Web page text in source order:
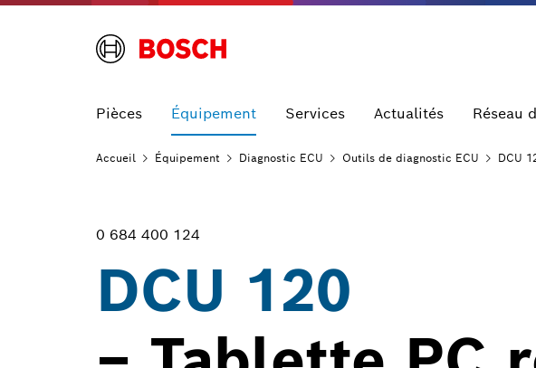
Pièces Équipement Services Actualités Réseau
Accueil Équipement Diagnostic ECU Outils de diagnostic ECU DCU
0 684 400 124
DCU 120